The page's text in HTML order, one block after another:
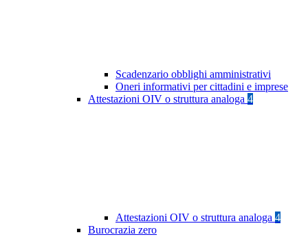
Scadenzario obblighi amministrativi
Oneri informativi per cittadini e imprese
Attestazioni OIV o struttura analoga 4
Attestazioni OIV o struttura analoga 4
Burocrazia zero